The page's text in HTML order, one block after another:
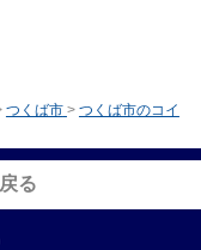
つくば市 > つくば市のコイ
る